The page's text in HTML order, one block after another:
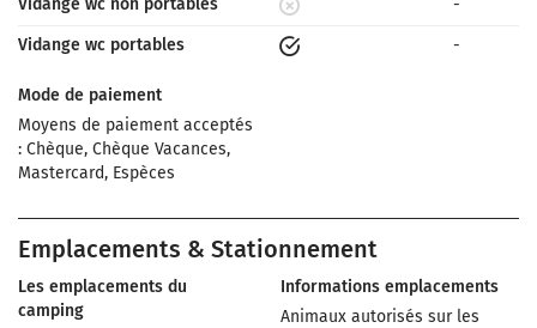
Vidange wc non portables
-
Vidange wc portables
-
Mode de paiement
Moyens de paiement acceptés
: Chèque, Chèque Vacances,
Mastercard, Espèces
Emplacements & Stationnement
Les emplacements du
camping
Informations emplacements
Animaux autorisés sur les